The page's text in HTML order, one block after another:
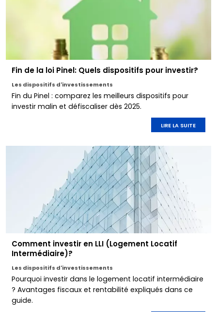
Fin de la loi Pinel: Quels dispositifs pour investir?
Les dispositifs d'investissements
Fin du Pinel : comparez les meilleurs dispositifs pour
investir malin et défiscaliser dès 2025.
LIRE LA SUITE
Comment investir en LLI (Logement Locatif
Intermédiaire)?
Les dispositifs d'investissements
Pourquoi investir dans le logement locatif intermédiaire
? Avantages fiscaux et rentabilité expliqués dans ce
guide.